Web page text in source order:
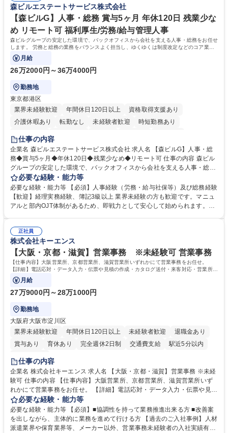
森ビルエステートサービス株式会社
【森ビルG】人事・総務 賞与5ヶ月 年休120日 残業少な
め リモート可 福利厚生/労務/給与管理人事
森ビルグループの安定した環境で、バックオフィスから会社を支える人事・総務をお任せ
します。 労務と総務の業務をバランスよく担当し、ゆくゆくは制度改定などのコア業務
にも挑戦できる、やりがいある環境です。
月給
26万2000円～36万4000円
勤務地
東京都港区
業界未経験歓迎
年間休日120日以上
資格取得支援あり
介護休暇あり
転勤なし 未経験者歓迎
時短勤務あり
経験者歓迎
完全週休2日制
交通費支給 長期歓迎 駅近5分以内 土日祝休み
仕事の内容
企業名 森ビルエステートサービス株式会社 求人名 【森ビルG】人事・総
務◆賞与5ヶ月◆年休120日◆残業少なめ◆リモート可 仕事の内容 森ビル
グループの安定した環境で、バックオフィスから会社を支える人事・総務
をお任せします。 労務と総務の業務をバランスよく担当し、ゆくゆくは制
度改定などのコア業務にも挑戦できる、やりがいある環境です。 ■勤怠管
理、給与計算、社会保険手続き、年末調整等の労務管理全般 ■入退社手続
き、社内規定の改定や人事制度改定などのコア業務 ■社内イベントの企画
でも質問・相談できる環境が整っているため、安心して成長できます。 募
集職種 【森ビルG】人事・総務◆賞与5ヶ月◆年休120日◆残業少なめ◆
リモート可
必要な経験・能力等
必要な経験・能力等 【必須】人事経験（労務・給与社保等）及び総務経験
【歓迎】経理実務経験、簿記3級以上 業界未経験の方も歓迎です。マニュ
アルと部内OJT体制があるため、即戦力として安心して始められます。
務に挑戦できるため、自身の成長と組織への貢献度をダイレクトに実感で
きます。 残業少なめ、週1日リモート可など、ワークライフバランスを保
ち長期活躍できる環境です。 「これまでの幅広い経験を活かし、長期的な
キャリアを築きたい」という前向きな意欲と挑戦を全力で応援します。 学
歴・資格 学歴：大学院 大学 高専 短大 専修学校 高校 語学力： 資格：日商
簿記検定1級 日商簿記検定2級 日商簿記検定3級
正社員
株式会社キーエンス
【大阪・京都・滋賀】営業事務 ※未経験可 営業事務
【仕事内容】大阪営業所、京都営業所、滋賀営業所いずれかにて営業事務をお任せ。
【詳細】電話応対・データ入力・伝票や見積の作成・カタログ送付・来客対応・営業所内
で発生する事務業務や業務改善をお任せ。
月給
27万9000円～28万1000円
勤務地
大阪府大阪市淀川区
業界未経験歓迎
年間休日120日以上 未経験者歓迎
退職金あり
賞与あり
育休あり 完全週休2日制 交通費支給
駅近5分以内
土日祝休み
仕事の内容
企業名 株式会社キーエンス 求人名 【大阪・京都・滋賀】営業事務 ※未経
験可 仕事の内容 【仕事内容】大阪営業所、京都営業所、滋賀営業所いず
れかにて営業事務をお任せ。 【詳細】電話応対・データ入力・伝票や見積
の作成・カタログ送付・来客対応・営業所内で発生する事務業務や業務改
善をお任せ。 【教育制度】ご入社後、育成担当とペアになりながらOJTに
て業務を覚えていただくことが可能です。業務システムがきちんと構築さ
れているため、スムーズに仕事に慣れることができる環境です。また、
必要な経験・能力等
必要な経験・能力等 【必須】■協調性を持って業務推進出来る方 ■改善案
を出しながら、主体的に業務を進めて行ける方 【過去のご入社事例】人材
派遣業界や保育業界等、メーカー以外、営業事務未経験者の入社実績有